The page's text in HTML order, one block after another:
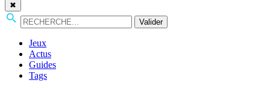
✖
Valider
Jeux
Actus
Guides
Tags